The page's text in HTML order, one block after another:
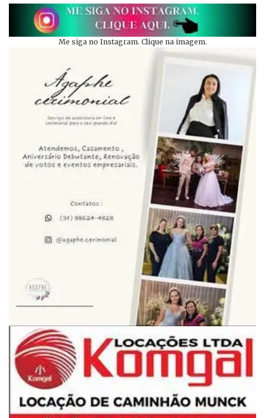
Me siga no Instagram. Clique na imagem.